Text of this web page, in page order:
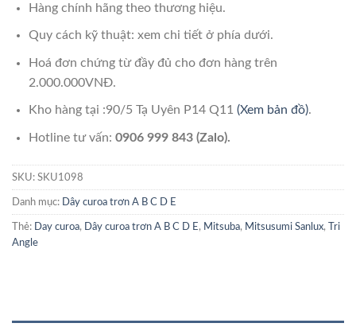
Hàng chính hãng theo thương hiệu.
Quy cách kỹ thuật: xem chi tiết ở phía dưới.
Hoá đơn chứng từ đầy đủ cho đơn hàng trên
2.000.000VNĐ.
Kho hàng tại :90/5 Tạ Uyên P14 Q11 (Xem bản đồ).
Hotline tư vấn: 0906 999 843 (Zalo).
SKU: SKU1098
Danh mục: Dây curoa trơn A B C D E
Thẻ: Day curoa, Dây curoa trơn A B C D E , Mitsuba, Mitsusumi Sanlux,
Tri
Angle